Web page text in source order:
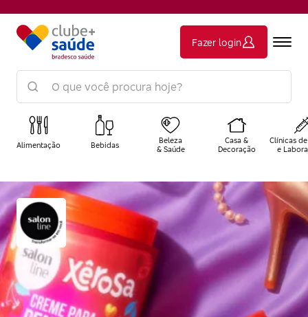
Fazer login
Alimentação Bebidas
Beleza
& Saúde
Casa &
Decoração
Clínicas
e